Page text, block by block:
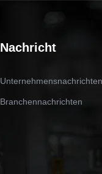
Nachricht
Unternehmensnachrichten
Branchennachrichten